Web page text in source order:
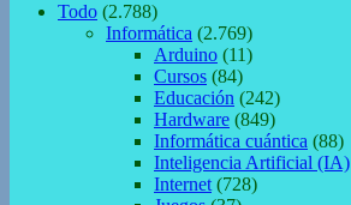
Todo (2.788)
Informática (2.769)
Arduino (11)
Cursos (84)
Educación (242)
Hardware (849)
Informática cuántica (88)
Inteligencia Artificial (IA)
Internet (728)